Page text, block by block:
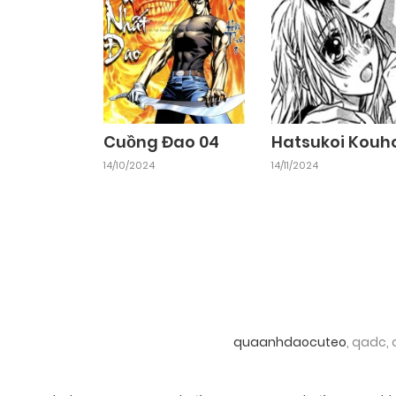
Chapter 8 29/10/2024
Chapter 6 29/10/2024
Cuồng Đao 04
14/10/2024
Hatsukoi
14/11/2024
quaanhdaocuteo, qadc,